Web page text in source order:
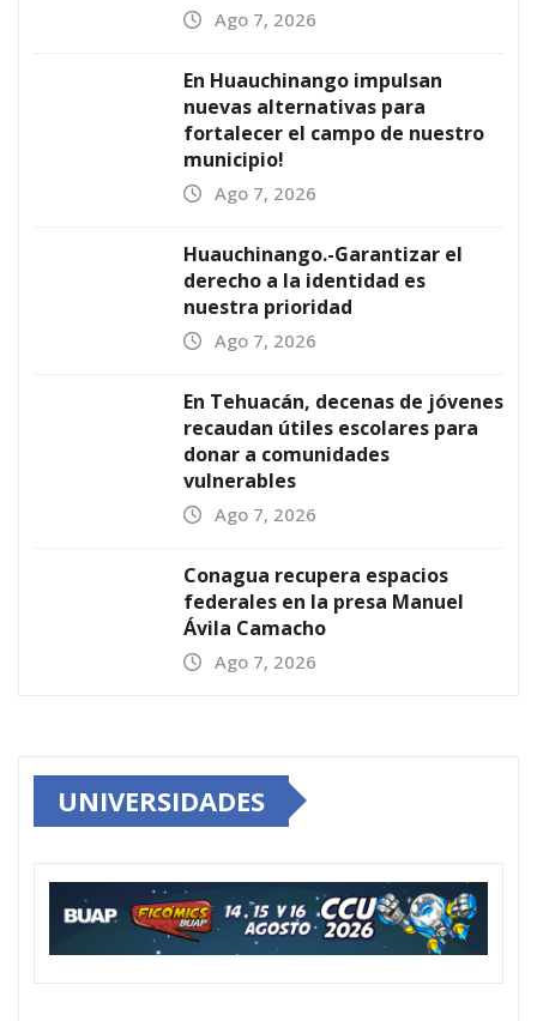
Ago 7, 2026
En Huauchinango impulsan
nuevas alternativas para
fortalecer el campo de nuestro
municipio!
Ago 7, 2026
Huauchinango.-Garantizar el
derecho a la identidad es
nuestra prioridad
Ago 7, 2026
En Tehuacán, decenas de jóvenes
recaudan útiles escolares para
donar a comunidades
vulnerables
Ago 7, 2026
Conagua recupera espacios
federales en la presa Manuel
Ávila Camacho
Ago 7, 2026
UNIVERSIDADES